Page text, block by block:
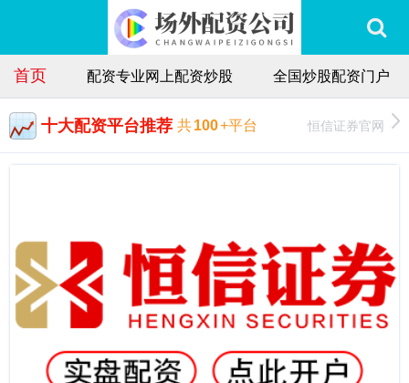
首页 配资专业网上配资炒股 全国炒股配资门户
十大配资平台推荐 共100+平台 恒信证券官网